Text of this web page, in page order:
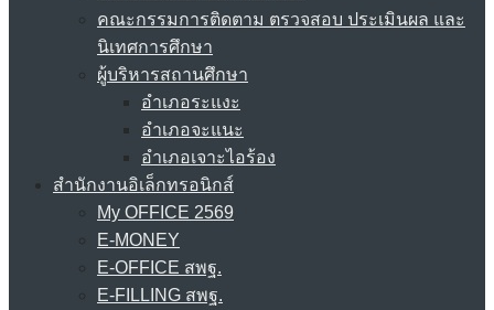
คณะกรรมการติดตาม ตรวจสอบ ประเมินผล และ
นิเทศการศึกษา
ผู้บริหารสถานศึกษา
อำเภอระแงะ
อำเภอจะแนะ
อำเภอเจาะไอร้อง
สำนักงานอิเล็กทรอนิกส์
My OFFICE 2569
E-MONEY
E-OFFICE สพฐ.
E-FILLING สพฐ.